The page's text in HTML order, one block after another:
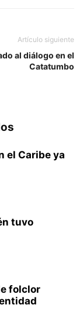
Artículo siguiente
al diálogo en el
Catatumbo
el Caribe ya
tuvo
folclor